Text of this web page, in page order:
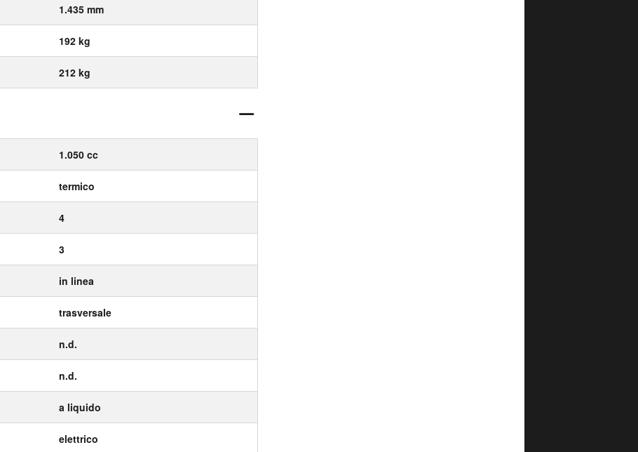
1.435 mm
192 kg
212 kg
1.050 cc
termico
4
3
in linea
trasversale
n.d.
n.d.
a liquido
elettrico